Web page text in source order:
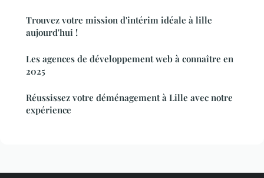
Trouvez votre mission d'intérim idéale à lille
aujourd'hui !
Les agences de développement web à connaître en
2025
Réussissez votre déménagement à Lille avec notre
expérience